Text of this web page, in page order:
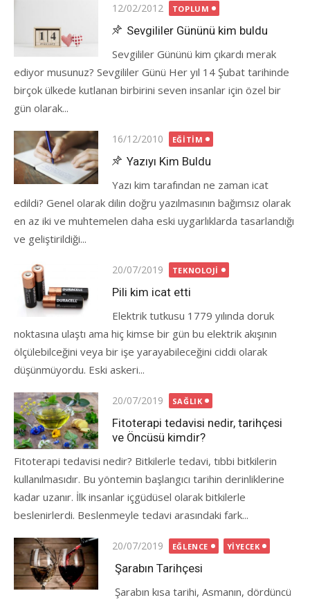
Posted
on
12/02/2012 TOPLUM
Sevgililer Gününü kim buldu
Sevgililer Gününü kim çıkardı merak
ediyor musunuz? Sevgililer Günü Her yıl 14 Şubat tarihinde
birçok ülkede kutlanan birbirini seven insanlar için özel bir
gün olarak...
Posted
on
16/12/2010 EĞITIM
Yazıyı Kim Buldu
Yazı kim tarafından ne zaman icat
edildi? Genel olarak dilin doğru yazılmasının bağımsız olarak
en az iki ve muhtemelen daha eski uygarlıklarda tasarlandığı
ve geliştirildiği...
Posted
on
20/07/2019 TEKNOLOJI
Pili kim icat etti
Elektrik tutkusu 1779 yılında doruk
noktasına ulaştı ama hiç kimse bir gün bu elektrik akışının
ölçülebilceğini veya bir işe yarayabileceğini ciddi olarak
düşünmüyordu. Eski askeri...
Posted
on
20/07/2019 SAĞLIK
Fitoterapi tedavisi nedir, tarihçesi
ve Öncüsü kimdir?
Fitoterapi tedavisi nedir? Bitkilerle tedavi, tıbbi bitkilerin
kullanılmasıdır. Bu yöntemin başlangıcı tarihin derinliklerine
kadar uzanır. İlk insanlar içgüdüsel olarak bitkilerle
beslenirlerdi. Beslenmeyle tedavi arasındaki fark...
Posted
on
20/07/2019 EĞLENCE YIYECEK
Şarabın Tarihçesi
Şarabın kısa tarihi, Asmanın, dördüncü